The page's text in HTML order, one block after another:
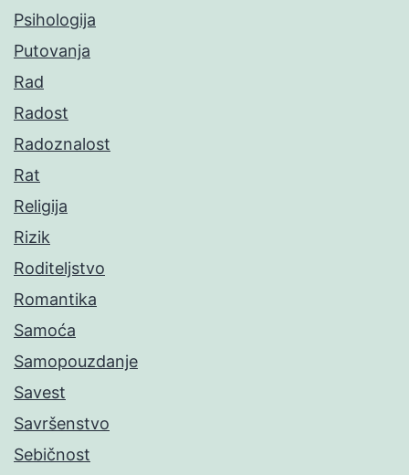
Psihologija
Putovanja
Rad
Radost
Radoznalost
Rat
Religija
Rizik
Roditeljstvo
Romantika
Samoća
Samopouzdanje
Savest
Savršenstvo
Sebičnost